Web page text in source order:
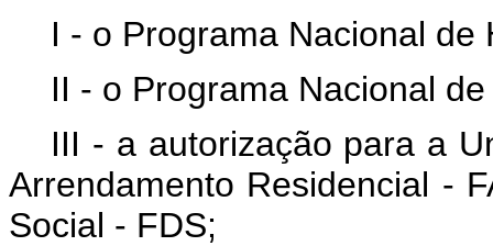
I - o Programa Nacional
II - o Programa Nacional
III - a autorização para a
Arrendamento Residencial -
Social - FDS;